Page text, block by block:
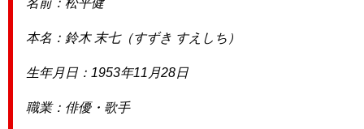
名前：松平健
本名：鈴木 末七（すずき すえしち）
生年月日：1953年11月28日
職業：俳優・歌手